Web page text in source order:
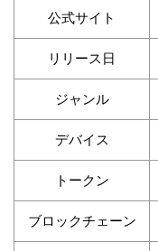
公式サイト
リリース日
ジャンル
デバイス
トークン
ブロックチェーン